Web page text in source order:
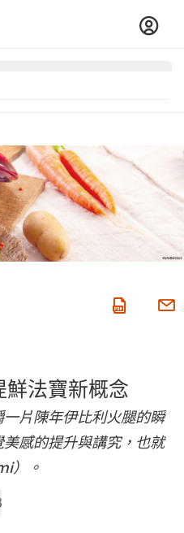
法寶新概念
片陳年伊比利火腿的瞬
感的提升與講究，也就
）。